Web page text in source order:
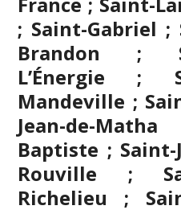
; Saint-Gabriel ;
Brandon ;
L’Énergie ;
Mandeville ;
Jean-de-
Baptiste ; Saint-
Rouville ;
Richelieu ;